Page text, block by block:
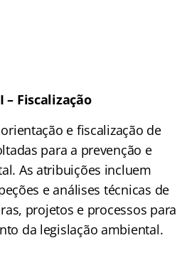
Fiscalização
e fiscalização de
para a prevenção e
As atribuições incluem
e análises técnicas de
projetos e processos para
da legislação ambiental.